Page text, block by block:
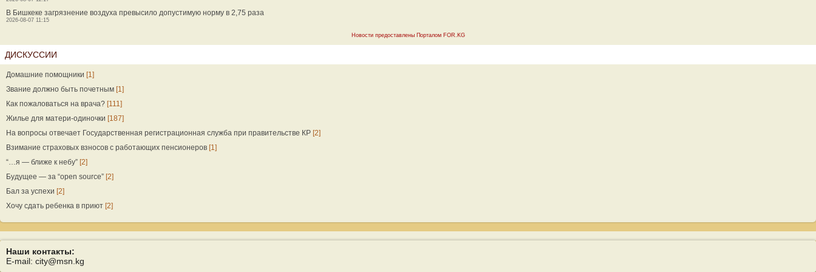
В Бишкеке загрязнение воздуха превысило допустимую норму в 2,75 раза
2026-08-07 11:15
Новости предоставлены Порталом FOR.KG
ДИСКУССИИ
Домашние помощники [1]
Звание должно быть почетным [1]
Как пожаловаться на врача? [111]
Жилье для матери-одиночки [187]
На вопросы отвечает Государственная регистрационная служба при правительстве КР [2]
Взимание страховых взносов с работающих пенсионеров [1]
“…я — ближе к небу” [2]
Будущее — за “open source” [2]
Бал за успехи [2]
Хочу сдать ребенка в приют [2]
Наши контакты:
E-mail: city@msn.kg